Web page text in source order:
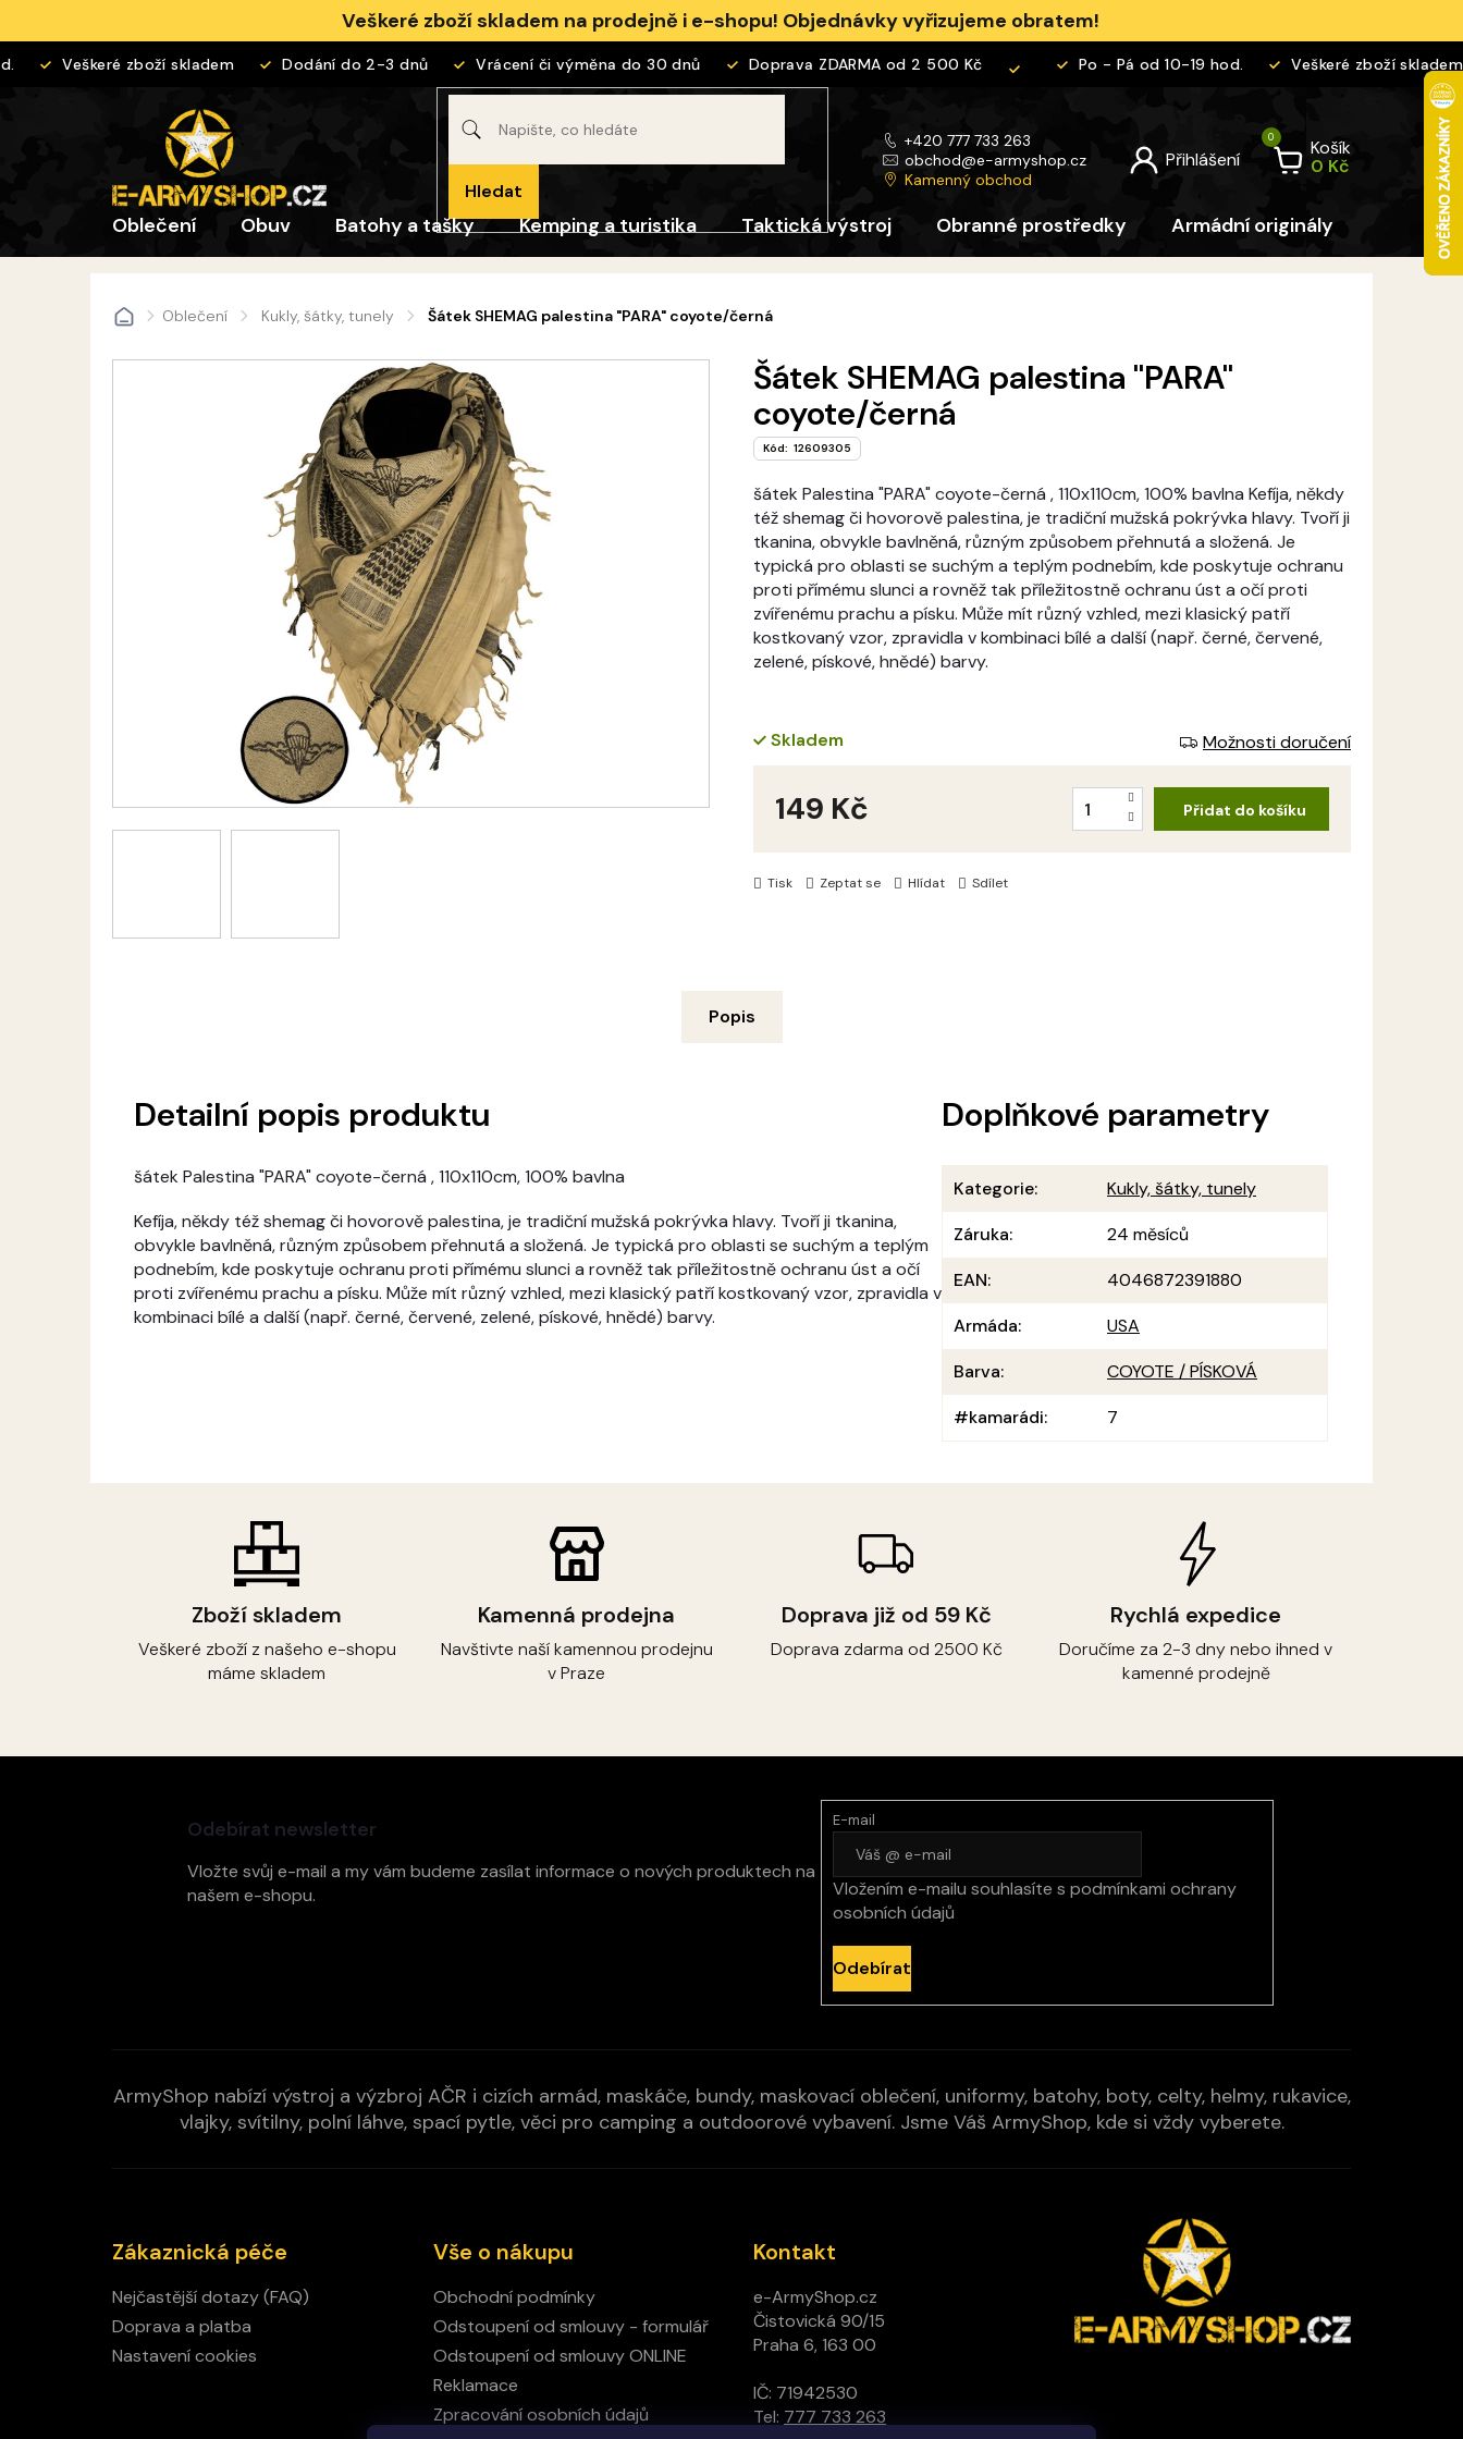
obsah
Veškeré zboží skladem na prodejně i e-shopu! Objednávky vyřizujeme obratem!
Veškeré zboží skladem Dodání do 2-3 dnů Vrácení či výměna do 30 dnů Doprava ZDARMA od 2 500 Kč Po - Pá od 10-19 hod. Veškeré zboží skladem
Hledat
+420 777 733 263
obchod@e-armyshop.cz
Kamenný obchod
Košík
Oblečení Obuv Batohy a tašky Kemping a turistika Taktická výstroj Obranné prostředky Armádní originály Pro děti
DomůOblečení Kukly, šátky, tunely Šátek SHEMAG palestina "PARA" coyote/černá
šátek Palestina "PARA" coyote-černá , 110x110cm, 100% bavlna Kefíja, někdy
též shemag či hovorově palestina, je tradiční mužská pokrývka hlavy. Tvoří ji
tkanina, obvykle bavlněná, různým způsobem přehnutá a složená. Je
typická pro oblasti se suchým a teplým podnebím, kde poskytuje ochranu
proti přímému slunci a rovněž tak příležitostně ochranu úst a očí proti
zvířenému prachu a písku. Může mít různý vzhled, mezi klasický patří
kostkovaný vzor, zpravidla v kombinaci bílé a další (např. černé, červené,
zelené, pískové, hnědé) barvy.
Tisk Zeptat se Hlídat Sdílet
Šátek SHEMAG palestina "PARA"
coyote/černá
Kód: 12609305
Skladem Možnosti doručení
149 Kč Přidat do košíku
Zboží skladem
Veškeré zboží z našeho e-shopu
máme skladem
Kamenná prodejna
Navštivte naší kamennou prodejnu
v Praze
Doprava již od 59 Kč
Doprava zdarma od 2500 Kč
Rychlá expedice
Doručíme za 2-3 dny nebo ihned v
kamenné prodejně
Popis
Detailní popis produktu
šátek Palestina "PARA" coyote-černá , 110x110cm, 100% bavlna
Kefíja, někdy též shemag či hovorově palestina, je tradiční mužská pokrývka hlavy. Tvoří ji tkanina,
obvykle bavlněná, různým způsobem přehnutá a složená. Je typická pro oblasti se suchým a teplým
podnebím, kde poskytuje ochranu proti přímému slunci a rovněž tak příležitostně ochranu úst a očí
proti zvířenému prachu a písku. Může mít různý vzhled, mezi klasický patří kostkovaný vzor, zpravidla v
kombinaci bílé a další (např. černé, červené, zelené, pískové, hnědé) barvy.
Doplňkové parametry
Kategorie:
Kukly, šátky, tunely
Záruka:
24 měsíců
EAN:
4046872391880
Armáda:
USA
Barva:
COYOTE / PÍSKOVÁ
#kamarádi: 7
Odebírat newsletter
Vložte svůj e-mail a my vám budeme zasílat informace o nových produktech na
našem e-shopu.
E-mail
Vložením e-mailu souhlasíte s podmínkami ochrany
osobních údajů
Odebírat
ArmyShop nabízí výstroj a výzbroj AČR i cizích armád, maskáče, bundy, maskovací oblečení, uniformy, batohy, boty, celty, helmy, rukavice,
vlajky, svítilny, polní láhve, spací pytle, věci pro camping a outdoorové vybavení. Jsme Váš ArmyShop, kde si vždy vyberete.
Zákaznická péče
Nejčastější dotazy (FAQ)
Doprava a platba
Nastavení cookies
Vše o nákupu
Obchodní podmínky
Odstoupení od smlouvy - formulář
Odstoupení od smlouvy ONLINE
Reklamace
Zpracování osobních údajů
Kontakt
e-ArmyShop.cz
Čistovická 90/15
Praha 6, 163 00
IČ: 71942530
Tel: 777 733 263